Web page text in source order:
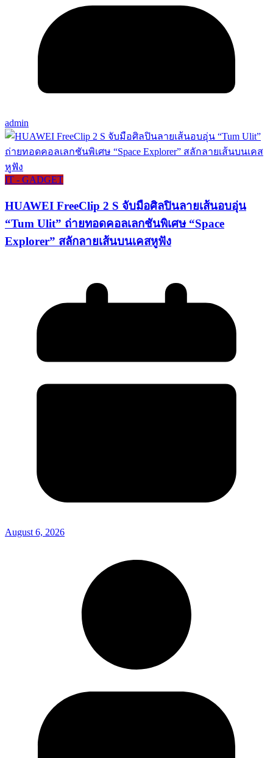
admin
IT - GADGET
HUAWEI FreeClip 2 S จับมือศิลปินลายเส้นอบอุ่น
“Tum Ulit” ถ่ายทอดคอลเลกชันพิเศษ “Space
Explorer” สลักลายเส้นบนเคสหูฟัง
August 6, 2026